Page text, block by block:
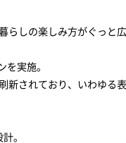
らしの楽しみ方がぐっと広
を実施。
新されており、いわゆる
。